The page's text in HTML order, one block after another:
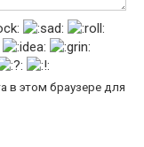
в этом браузере для